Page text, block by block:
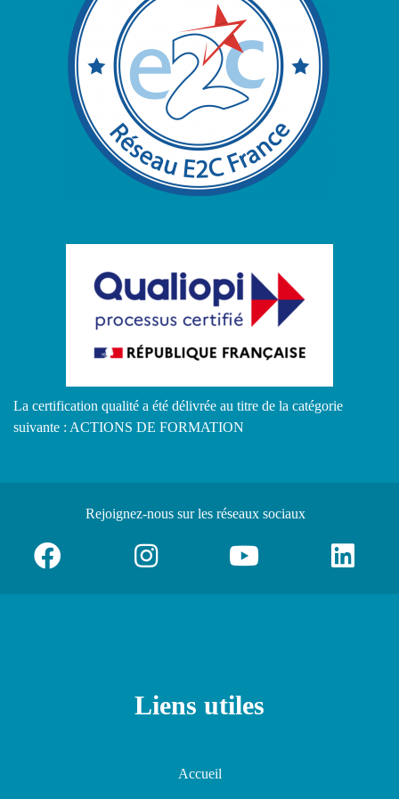
La certification qualité a été délivrée au titre de la catégorie
suivante : ACTIONS DE FORMATION
Rejoignez-nous sur les réseaux sociaux
Liens utiles
Accueil